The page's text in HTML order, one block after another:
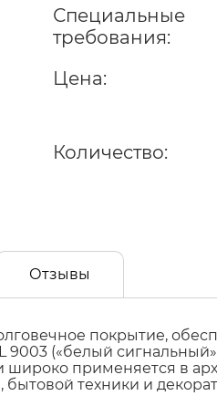
Специальные
требования:
Цена:
Количество:
Отзывы
покрытие,
(«белый
применяется в
техники и